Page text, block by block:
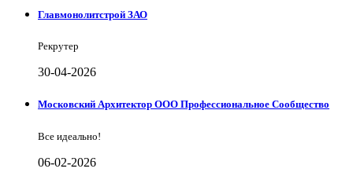
Главмонолитстрой ЗАО
Рекрутер
30-04-2026
Московский Архитектор ООО Профессиональное Сообщество
Все идеально!
06-02-2026